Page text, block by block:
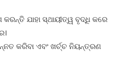
ଯାହା ସ୍ଥାୟୀତ୍ୱ ବୃଦ୍ଧି କରେ
କରିବା ଏବଂ ଖର୍ଚ୍ଚ ନିୟନ୍ତ୍ରଣ